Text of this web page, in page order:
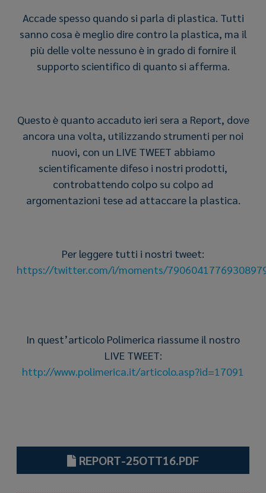
Accade spesso quando si parla di plastica. Tutti
sanno cosa è meglio dire contro la plastica, ma il
più delle volte nessuno è in grado di fornire il
supporto scientifico di quanto si afferma.
Questo è quanto accaduto ieri sera a Report, dove
ancora una volta, utilizzando strumenti per noi
nuovi, con un LIVE TWEET abbiamo
scientificamente difeso i nostri prodotti,
controbattendo colpo su colpo ad
argomentazioni tese ad attaccare la plastica.
Per leggere tutti i nostri tweet:
https://twitter.com/i/moments/
In quest’articolo Polimerica riassume il nostro
LIVE TWEET:
http://www.polimerica.it/articolo.asp?id=17091
REPORT-25OTT16.PDF